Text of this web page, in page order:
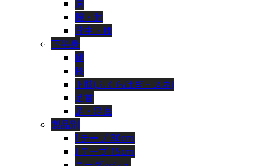
肩
腕・肘
背中・腰
下半身
腿
膝
下肢(ふくらはぎ・スネ)
足首
足・足底
製品別
I テープ 30cm
I テープ 15cm